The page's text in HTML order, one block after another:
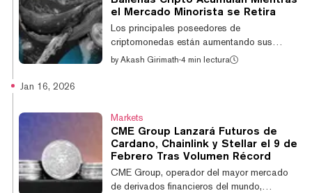
mientras que los fondos de Ethereum vieron
productos vinculados a Solana registraron
entradas de $17,1 millones. Los activos...
el Mercado Minorista se Retira
Los principales poseedores de
criptomonedas están aumentando sus
posiciones en Ethereum, Chainlink y Bitcoin,
staking de Ethereum alcanzó un nuevo hito
del 30%, bloqueando más de $120.000
millones en ETH en la red, según Token
Terminal. El máximo histórico indica una
creciente confianza institucional en la
by Akash Girimath·4 min lectura
Jan 16, 2026
Markets
CME Group Lanzará Futuros de
Cardano, Chainlink y Stellar el 9 de
Febrero Tras Volumen Récord
CME Group, operador del mayor mercado
de derivados financieros del mundo,